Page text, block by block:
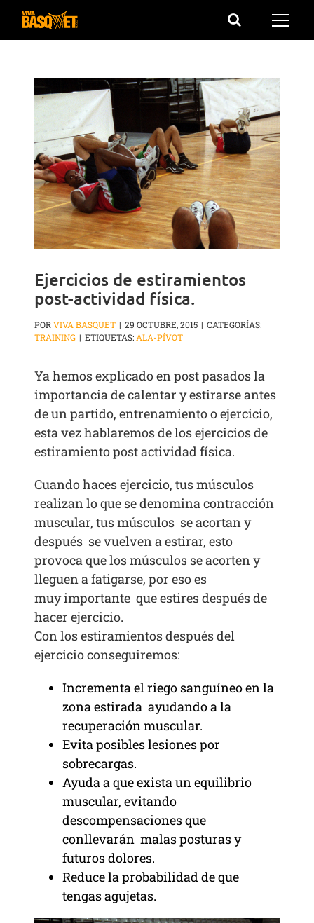
Saltar
Ejercicios de estiramientos
post-actividad física.
PORVIVA BASQUET | 29 OCTUBRE, 2015 | CATEGORÍAS:
TRAINING | ETIQUETAS: ALA-PÍVOT
Ya hemos explicado en post pasados la
importancia de calentar y estirarse antes
de un partido, entrenamiento o ejercicio,
esta vez hablaremos de los ejercicios de
estiramiento post actividad física.
Cuando haces ejercicio, tus músculos
realizan lo que se denomina contracción
muscular, tus músculos se acortan y
después se vuelven a estirar, esto
provoca que los músculos se acorten y
lleguen a fatigarse, por eso es
muy importante que estires después de
hacer ejercicio.
Con los estiramientos después del
ejercicio conseguiremos:
Incrementa el riego sanguíneo en la
zona estirada ayudando a la
recuperación muscular.
Evita posibles lesiones por
sobrecargas.
Ayuda a que exista un equilibrio
muscular, evitando
descompensaciones que
conllevarán malas posturas y
futuros dolores.
Reduce la probabilidad de que
tengas agujetas.